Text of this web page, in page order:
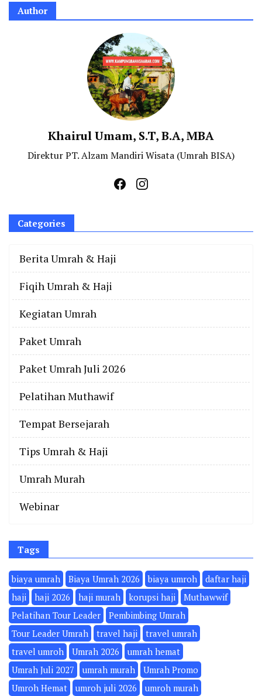
Author
Khairul Umam, S.T, B.A, MBA
Direktur PT. Alzam Mandiri Wisata (Umrah BISA)
Categories
Berita Umrah & Haji
Fiqih Umrah & Haji
Kegiatan Umrah
Paket Umrah
Paket Umrah Juli 2026
Pelatihan Muthawif
Tempat Bersejarah
Tips Umrah & Haji
Umrah Murah
Webinar
Tags
biaya umrah Biaya Umrah 2026 biaya umroh
daftar haji
haji
haji 2026 haji murah korupsi haji
Muthawwif
Pelatihan Tour Leader
Pembimbing Umrah
Tour Leader Umrah
travel haji
travel umrah
travel umroh
Umrah 2026
umrah hemat
Umrah Juli 2027
umrah murah
Umrah Promo
Umroh Hemat
umroh juli 2026 umroh murah